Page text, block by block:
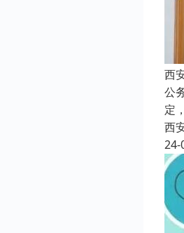
西
公
定
西
24-